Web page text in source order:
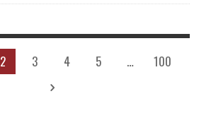
2 3 4 5 … 100